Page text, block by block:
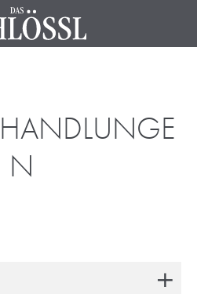
EN FR
N